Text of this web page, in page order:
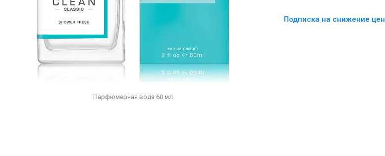
Парфюмерная вода 60 мл
Подписка на снижение цен